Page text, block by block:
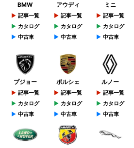
BMW
記事一覧
カタログ
中古車
アウディ
記事一覧
カタログ
中古車
ミニ
記事一覧
カタログ
中古車
プジョー
記事一覧
カタログ
中古車
ポルシェ
記事一覧
カタログ
中古車
ルノー
記事一覧
カタログ
中古車